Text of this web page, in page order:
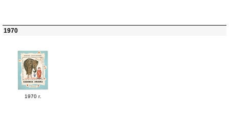
1970
1970 г.